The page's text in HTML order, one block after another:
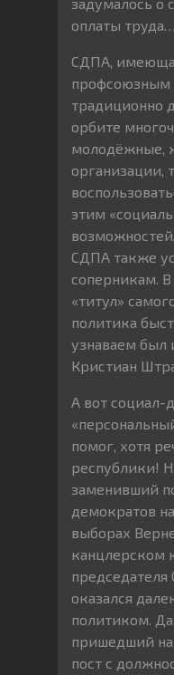
оплаты труда…
СДПА,
традиционно
орбите
молодёжные,
организации,
этим
СДПА также
соперникам.
«титул»
политика
узнаваем был
Кристиан
А вот социал-
помог, хотя
республики!
заменивший
демократов
выборах
канцлерском
оказался
политиком.
пришедший
пост с